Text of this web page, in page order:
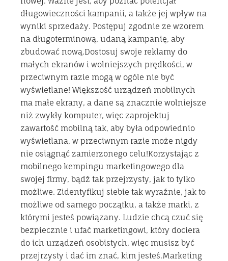
długowieczności kampanii, a także jej wpływ na
wyniki sprzedaży. Postępuj zgodnie ze wzorem
na długoterminową, udaną kampanię, aby
zbudować nową.Dostosuj swoje reklamy do
małych ekranów i wolniejszych prędkości, w
przeciwnym razie mogą w ogóle nie być
wyświetlane! Większość urządzeń mobilnych
ma małe ekrany, a dane są znacznie wolniejsze
niż zwykły komputer, więc zaprojektuj
zawartość mobilną tak, aby była odpowiednio
wyświetlana, w przeciwnym razie może nigdy
nie osiągnąć zamierzonego celu!Korzystając z
mobilnego kempingu marketingowego dla
swojej firmy, bądź tak przejrzysty, jak to tylko
możliwe. Zidentyfikuj siebie tak wyraźnie, jak to
możliwe od samego początku, a także marki, z
którymi jesteś powiązany. Ludzie chcą czuć się
bezpiecznie i ufać marketingowi, który dociera
do ich urządzeń osobistych, więc musisz być
przejrzysty i dać im znać, kim jesteś.Marketing